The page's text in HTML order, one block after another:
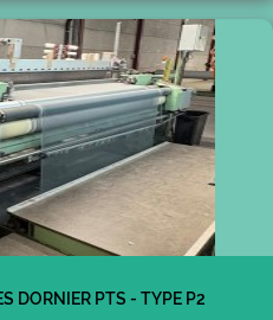
DORNIER PTS - TYPE P2